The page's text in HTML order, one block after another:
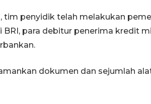
tim penyidik telah melakukan
para debitur penerima kredit
dokumen dan sejumlah
gunakan mobil